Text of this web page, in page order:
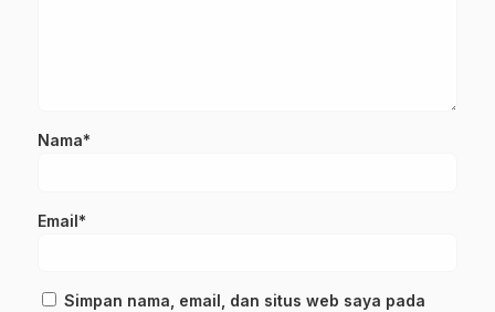
Nama*
Email*
Simpan nama, email, dan situs web saya pada